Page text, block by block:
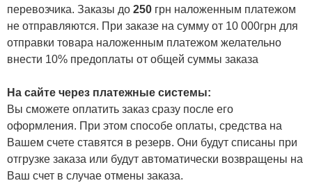
перевозчика. Заказы до 250 грн наложенным платежом
не отправляются. При заказе на сумму от 10 000грн для
отправки товара наложенным платежом желательно
внести 10% предоплаты от общей суммы заказа
На сайте через платежные системы:
Вы сможете оплатить заказ сразу после его
оформления. При этом способе оплаты, средства на
Вашем счете ставятся в резерв. Они будут списаны при
отгрузке заказа или будут автоматически возвращены на
Ваш счет в случае отмены заказа.